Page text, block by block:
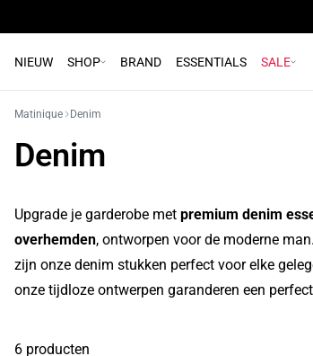
NIEUW SHOP BRAND ESSENTIALS SALE
Matinique Denim
Denim
Upgrade je garderobe met premium denim
overhemden, ontworpen voor de moderne
zijn onze denim stukken perfect voor elke
onze tijdloze ontwerpen garanderen een
6 producten